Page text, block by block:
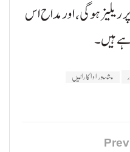
الفطر پر ریلیز ہوگی، اور مداح اس
ہیں۔
مشہور اداکارائیں